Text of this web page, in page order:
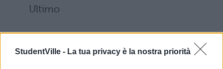
StudentVille - La tua privacy è la nostra priorità
Ultimo
MIGLIOR ARTISTA INTERNAZIONALE